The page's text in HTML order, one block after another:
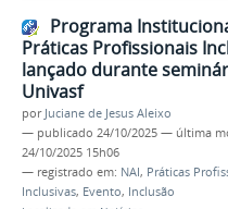
Programa
Práticas Profissionais
lançado durante
Univasf
por Juciane de Jesus Aleixo
— publicado 24/10/2025 — última
24/10/2025 15h06
— registrado em: NAI, Práticas
Inclusivas, Evento, Inclusão